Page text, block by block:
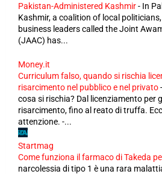
Pakistan-Administered Kashmir- In
Kashmir, a coalition of local
business leaders called the Joint
(JAAC) has...
Money.it
Curriculum falso, quando si rischia
risarcimento nel pubblico e nel privato-
cosa si rischia? Dal licenziamento per
risarcimento, fino al reato di truffa.
attenzione. -...
Startmag
Come funziona il farmaco di Takeda
narcolessia di tipo 1 è una rara